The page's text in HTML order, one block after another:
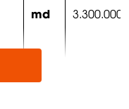
md 3.300.000